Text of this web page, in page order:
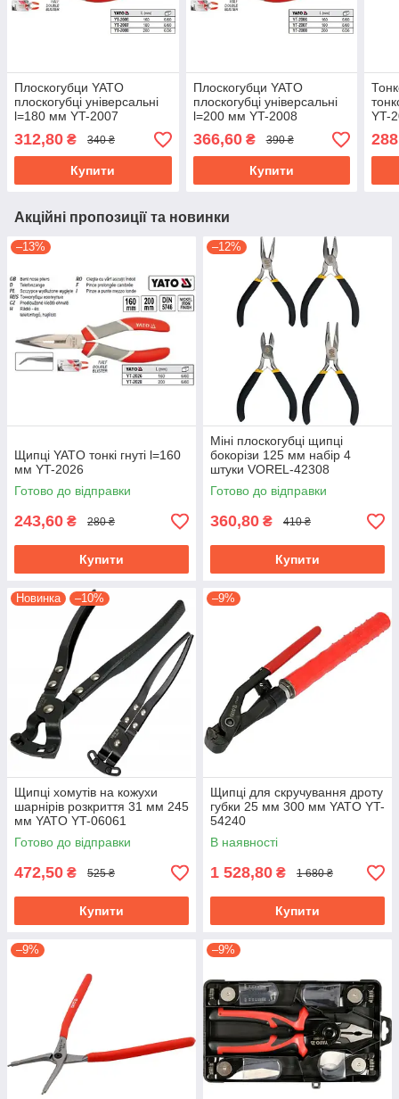
Плоскогубци YATO
плоскогубці універсальні
l=180 мм YT-2007
312,80 ₴ 340 ₴
Купити
Плоскогубци YATO
плоскогубці універсальні
l=200 мм YT-2008
366,60₴ 390 ₴
Купити
YT-
Акційні пропозиції та новинки
–13%
Щипці YATO тонкі гнуті l=160
мм YT-2026
Готово до відправки
243,60 ₴ 280 ₴
Купити
–12%
Міні плоскогубці щипці
бокорізи 125 мм набір 4
штуки VOREL-42308
Готово до відправки
360,80 ₴ 410 ₴
Купити
Новинка –10%
Щипці хомутів на кожухи
шарнірів розкриття 31 мм 245
мм YATO YT-06061
Готово до відправки
472,50 ₴ 525 ₴
Купити
–9%
Щипці для скручування дроту
губки 25 мм 300 мм YATO YT-
54240
В наявності
1 528,80 ₴ 1 680 ₴
Купити
–9% –9%